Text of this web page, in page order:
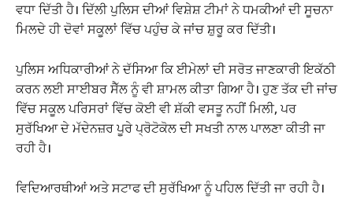
ਵਧਾ ਦਿੱਤੀ ਹੈ। ਦਿੱਲੀ ਪੁਲਿਸ ਦੀਆਂ ਵਿਸ਼ੇਸ਼ ਟੀਮਾਂ ਨੇ ਧਮਕੀਆਂ ਦੀ ਸੂਚਨਾ
ਮਿਲਦੇ ਹੀ ਦੋਵਾਂ ਸਕੂਲਾਂ ਵਿੱਚ ਪਹੁੰਚ ਕੇ ਜਾਂਚ ਸ਼ੁਰੂ ਕਰ ਦਿੱਤੀ।
ਪੁਲਿਸ ਅਧਿਕਾਰੀਆਂ ਨੇ ਦੱਸਿਆ ਕਿ ਈਮੇਲਾਂ ਦੀ ਸਰੋਤ ਜਾਣਕਾਰੀ ਇਕੱਠੀ
ਕਰਨ ਲਈ ਸਾਈਬਰ ਸੈੱਲ ਨੂੰ ਵੀ ਸ਼ਾਮਲ ਕੀਤਾ ਗਿਆ ਹੈ। ਹੁਣ ਤੱਕ ਦੀ ਜਾਂਚ
ਵਿੱਚ ਸਕੂਲ ਪਰਿਸਰਾਂ ਵਿੱਚ ਕੋਈ ਵੀ ਸ਼ੱਕੀ ਵਸਤੂ ਨਹੀਂ ਮਿਲੀ, ਪਰ
ਸੁਰੱਖਿਆ ਦੇ ਮੱਦੇਨਜ਼ਰ ਪੂਰੇ ਪ੍ਰੋਟੋਕੋਲ ਦੀ ਸਖਤੀ ਨਾਲ ਪਾਲਣਾ ਕੀਤੀ ਜਾ
ਰਹੀ ਹੈ।
ਵਿਦਿਆਰਥੀਆਂ ਅਤੇ ਸਟਾਫ ਦੀ ਸੁਰੱਖਿਆ ਨੂੰ ਪਹਿਲ ਦਿੱਤੀ ਜਾ ਰਹੀ ਹੈ।